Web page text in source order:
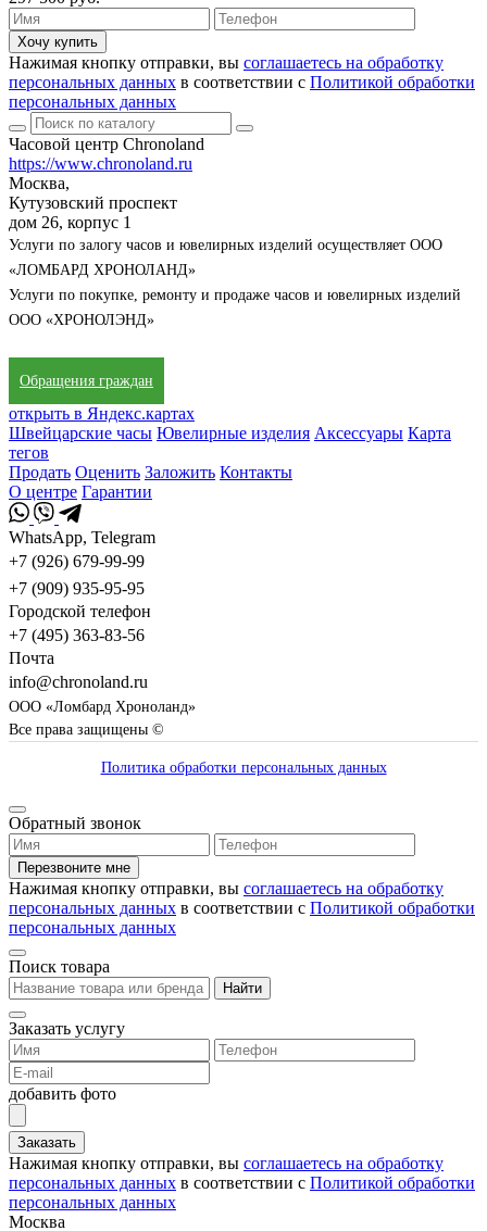
Хочу купить
Нажимая кнопку отправки, вы соглашаетесь на обработку
персональных данных в соответствии с Политикой обработки
персональных данных
Часовой центр Chronoland
https://www.chronoland.ru
Москва,
Кутузовский проспект
дом 26, корпус 1
Услуги по залогу часов и ювелирных изделий осуществляет ООО
«ЛОМБАРД ХРОНОЛАНД»
Услуги по покупке, ремонту и продаже часов и ювелирных изделий
ООО «ХРОНОЛЭНД»
Обращения граждан
открыть в Яндекс.картах
Швейцарские часы Ювелирные изделия Аксессуары Карта
тегов
Продать Оценить Заложить Контакты
О центре Гарантии
WhatsApp, Telegram
+7 (926) 679-99-99
+7 (909) 935-95-95
Городской телефон
+7 (495) 363-83-56
Почта
info@chronoland.ru
ООО «Ломбард Хроноланд»
Все права защищены ©
Политика обработки персональных данных
Обратный звонок
Перезвоните мне
Нажимая кнопку отправки, вы соглашаетесь на обработку
персональных данных в соответствии с Политикой обработки
персональных данных
Поиск товара
Найти
Заказать услугу
добавить фото
Заказать
Нажимая кнопку отправки, вы соглашаетесь на обработку
персональных данных в соответствии с Политикой обработки
персональных данных
Москва